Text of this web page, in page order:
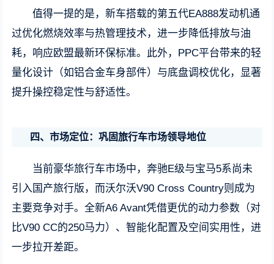
值得一提的是，新车搭载的第五代EA888发动机通
过优化燃烧效率与热管理技术，进一步降低排放与油
耗，响应欧盟最新环保标准。此外，PPC平台带来的轻
量化设计（如铝合金车身部件）与底盘调校优化，显著
提升操控稳定性与舒适性。
四、市场定位：巩固旅行车市场领导地位
当前豪华旅行车市场中，奔驰E级与宝马5系尚未
引入国产旅行版，而沃尔沃V90 Cross Country则成为
主要竞争对手。全新A6 Avant凭借更优的动力参数（对
比V90 CC的250马力）、智能化配置及空间实用性，进
一步拉开差距。